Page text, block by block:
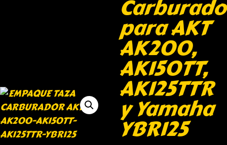
para AKT
AK200,
AK150TT,
AK125TTR
y Yamaha
YBR125